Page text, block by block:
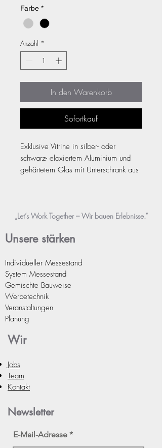
Farbe *
Anzahl *
In den Warenkorb
Sofortkauf
Exklusive Vitrine in silber- oder
schwarz- eloxiertem Aluminium und
gehärtetem Glas mit Unterschrank aus
an den Beinen. Die Schiebetüren sind
Grösse: 90x45x90cm
Entdecken Sie unsere kompakte Verkau
fsvitrine mit integriertem Schrank
unten die perfekte Lösung für die stilvo
lle Präsentation und sichere
Aufbewahrung Ihrer Produkte!
Platzsparend und funktional zugleich.
Präsentieren Sie Ihre Waren professio
nell und ansprechend!
„Let’s Work Together – Wir bauen Erlebnisse.“
Unsere stärken
Individueller Messestand
System Messestand
Gemischte Bauweise
Werbetechnik
Veranstaltungen
Planung
Wir
Jobs
Team
Kontakt
Newsletter
E-Mail-Adresse